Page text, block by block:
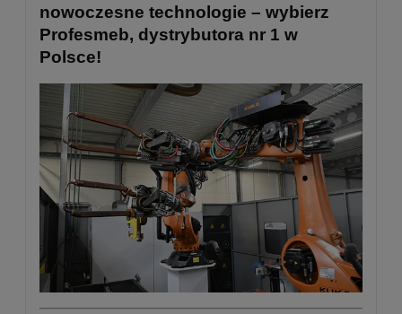
nowoczesne technologie – wybierz
Profesmeb, dystrybutora nr 1 w
Polsce!